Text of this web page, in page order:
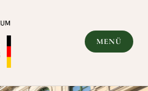
MENÜ